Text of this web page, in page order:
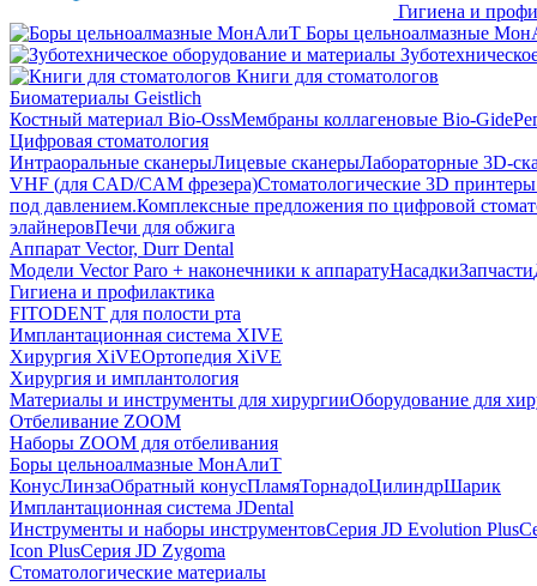
Гигиена и
Боры цельноалмазные
Книги для стоматологов
Биоматериалы Geistlich
Костный материал Bio-OssМембраны коллагеновые Bio-Gide
Цифровая стоматология
Интраоральные сканерыЛицевые сканерыЛабораторные 3D-
VHF (для CAD/CAM фрезера)Стоматологические 3D
под давлением.Комплексные предложения по цифровой
элайнеровПечи для обжига
Аппарат Vector, Durr Dental
Модели Vector Paro + наконечники к аппаратуНасадкиЗапчасти
Гигиена и профилактика
FITODENT для полости рта
Имплантационная система XIVE
Хирургия XiVEОртопедия XiVE
Хирургия и имплантология
Материалы и инструменты для хирургииОборудование для
Отбеливание ZOOM
Наборы ZOOM для отбеливания
Боры цельноалмазные МонАлиТ
КонусЛинзаОбратный конусПламяТорнадоЦилиндрШарик
Имплантационная система JDental
Инструменты и наборы инструментовСерия JD Evolution Plus
Icon PlusСерия JD Zygoma
Стоматологические материалы